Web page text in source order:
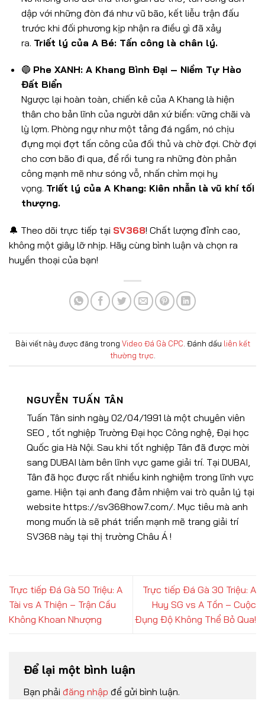
dập với những đòn đá như vũ bão, kết liễu trận đấu
trước khi đối phương kịp nhận ra điều gì đã xảy
ra. Triết lý của A Bé: Tấn công là chân lý.
🔵 Phe XANH: A Khang Bình Đại – Niềm Tự Hào
Đất Biển
Ngược lại hoàn toàn, chiến kê của A Khang là hiện
thân cho bản lĩnh của người dân xứ biển: vững chãi và
lỳ lợm. Phòng ngự như một tảng đá ngầm, nó chịu
đựng mọi đợt tấn công của đối thủ và chờ đợi. Chờ đợi
cho cơn bão đi qua, để rồi tung ra những đòn phản
công mạnh mẽ như sóng vỗ, nhấn chìm mọi hy
vọng. Triết lý của A Khang: Kiên nhẫn là vũ khí tối
thượng.
🔔 Theo dõi trực tiếp tại SV368! Chất lượng đỉnh cao,
không một giây lỡ nhịp. Hãy cùng bình luận và chọn ra
huyền thoại của bạn!
Bài viết này được đăng trong Video Đá Gà CPC . Đánh dấu liên kết
thường trực
NGUYỄN TUẤN TÂN
Tuấn Tân sinh ngày 02/04/1991 là một chuyên viên
SEO , tốt nghiệp Trường Đại học Công nghệ, Đại học
Quốc gia Hà Nội. Sau khi tốt nghiệp Tân đã được mời
sang DUBAI làm bên lĩnh vực game giải trí. Tại DUBAI,
Tân đã học được rất nhiều kinh nghiệm trong lĩnh vực
game. Hiện tại anh đang đảm nhiệm vai trò quản lý tại
website https://sv368how7.com/. Mục tiêu mà anh
mong muốn là sẽ phát triển mạnh mẽ trang giải trí
SV368 này tại thị trường Châu Á !
Trực tiếp Đá Gà 50 Triệu: A
Tài vs A Thiện – Trận Cầu
Không Khoan Nhượng
Trực tiếp Đá Gà 30 Triệu: A
Huy SG vs A Tồn – Cuộc
Đụng Độ Không Thể Bỏ Qua!
Để lại một bình luận
Bạn phải đăng nhập để gửi bình luận.